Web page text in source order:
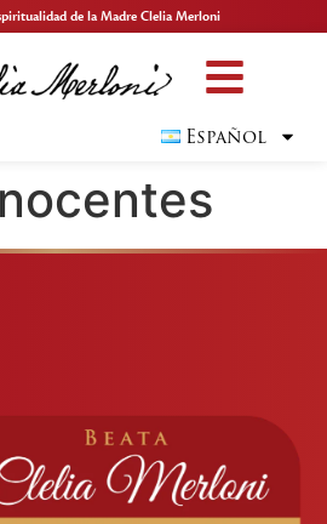
de la Madre Clelia Merloni
Español